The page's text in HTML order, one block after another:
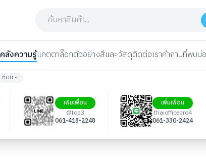
คลังความรู้แคตตาล็อกตัวอย่างสีและวัสดุติดต่อเราคำถามที่พบบ่
ซ่อน
เพิ่มเพื่อน
@top3
061-418-2248
เพิ่มเพื่อน
thaiofficepro4
061-330-2424